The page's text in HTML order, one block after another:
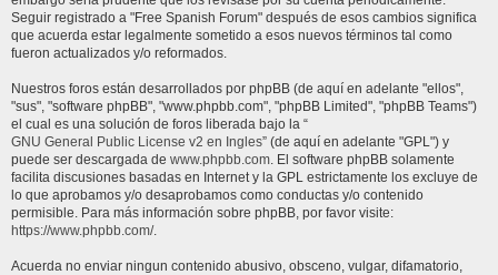
Seguir registrado a "Free Spanish Forum" después de esos cambios significa
que acuerda estar legalmente sometido a esos nuevos términos tal como
fueron actualizados y/o reformados.
Nuestros foros están desarrollados por phpBB (de aquí en adelante "ellos",
"sus", "software phpBB", "www.phpbb.com", "phpBB Limited", "phpBB Teams")
el cual es una solución de foros liberada bajo la “
GNU General Public License v2 en Ingles” (de aquí en adelante "GPL") y
puede ser descargada de www.phpbb.com. El software phpBB solamente
facilita discusiones basadas en Internet y la GPL estrictamente los excluye de
lo que aprobamos y/o desaprobamos como conductas y/o contenido
permisible. Para más información sobre phpBB, por favor visite:
https://www.phpbb.com/.
Acuerda no enviar ningun contenido abusivo, obsceno, vulgar, difamatorio,